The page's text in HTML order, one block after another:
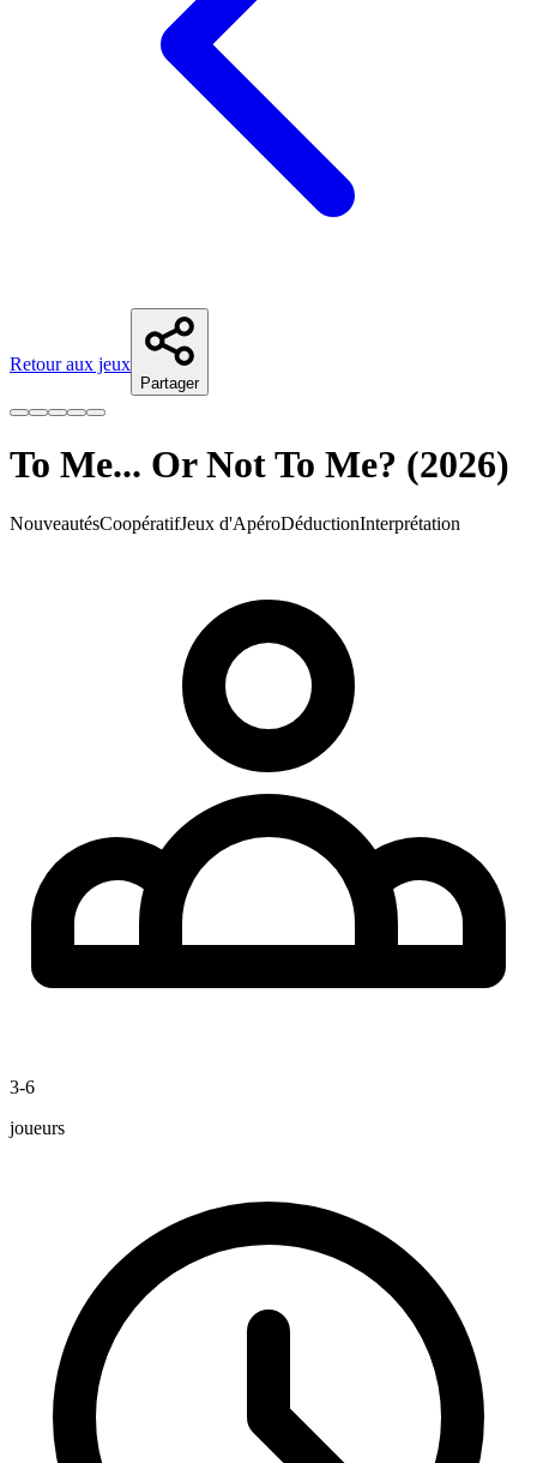
Retour aux jeux
Partager
To Me... Or Not To Me? (2026)
NouveautésCoopératifJeux d'ApéroDéductionInterprétation
3-6
joueurs